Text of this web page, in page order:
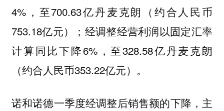
4%，至700.63亿丹麦克朗（约合人民币
753.18亿元）；经调整经营利润以固定汇率
计算同比下降6%，至328.58亿丹麦克朗
（约合人民币353.22亿元）。
诺和诺德一季度经调整后销售额的下降，主